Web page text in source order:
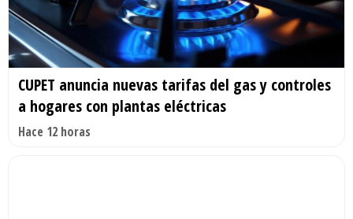
CUPET anuncia nuevas tarifas del gas y controles
a hogares con plantas eléctricas
Hace 12 horas